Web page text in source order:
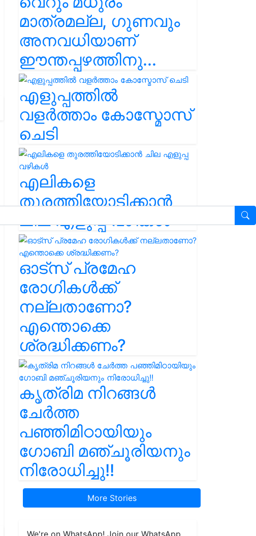
മാത്രമല്ല, ഗുണവും
അനവധിയാണ്
ഈന്തപ്പഴത്തിനു...
എളുപ്പത്തിൽ
വളർത്താം കോസ്മോസ്
ചെടി
എലികളെ
തുരത്തിയോടിക്കാൻ
ചില എളുപ്പ വഴികൾ
ഓട്സ് പ്രമേഹ
രോഗികൾക്ക്
നല്ലതാണോ?
എന്തൊക്കെ
ശ്രദ്ധിക്കണം?
കൃത്രിമ നിറങ്ങൾ
ചേർത്ത
പഞ്ഞിമിഠായിയും
ഗോബി മഞ്ചൂരിയനും
നിരോധിച്ചു!!
More Stories
We're on WhatsApp! Join our WhatsApp